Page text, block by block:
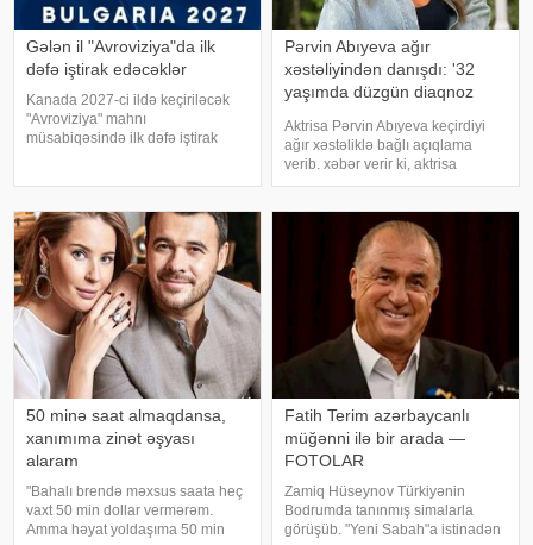
Gələn il "Avroviziya"da ilk
dəfə iştirak edəcəklər
Kanada 2027-ci ildə keçiriləcək
"Avroviziya" mahnı
müsabiqəsində ilk dəfə iştirak
Kanada 2015-ci ildə yarışmay
Pərvin Abıyeva ağır
xəstəliyindən danışdı: '32
yaşımda düzgün diaqnoz
Aktrisa Pərvin Abıyeva keçirdiyi
ağır xəstəliklə bağlı açıqlama
verib. xəbər verir ki, aktrisa
axlorhidriya xəstəliyindən əziyyət
diaqnoz qoyula bilmədiyini
bildirib. "Bu əməliyyat
Azərbaycand
50 minə saat almaqdansa,
xanımıma zinət əşyası
alaram
"Bahalı brendə məxsus saata heç
vaxt 50 min dollar vermərəm.
Amma həyat yoldaşıma 50 min
Fatih Terim azərbaycanlı
müğənni ilə bir arada —
FOTOLAR
Zamiq Hüseynov Türkiyənin
Bodrumda tanınmış simalarla
görüşüb. "Yeni Sabah"a istinadən